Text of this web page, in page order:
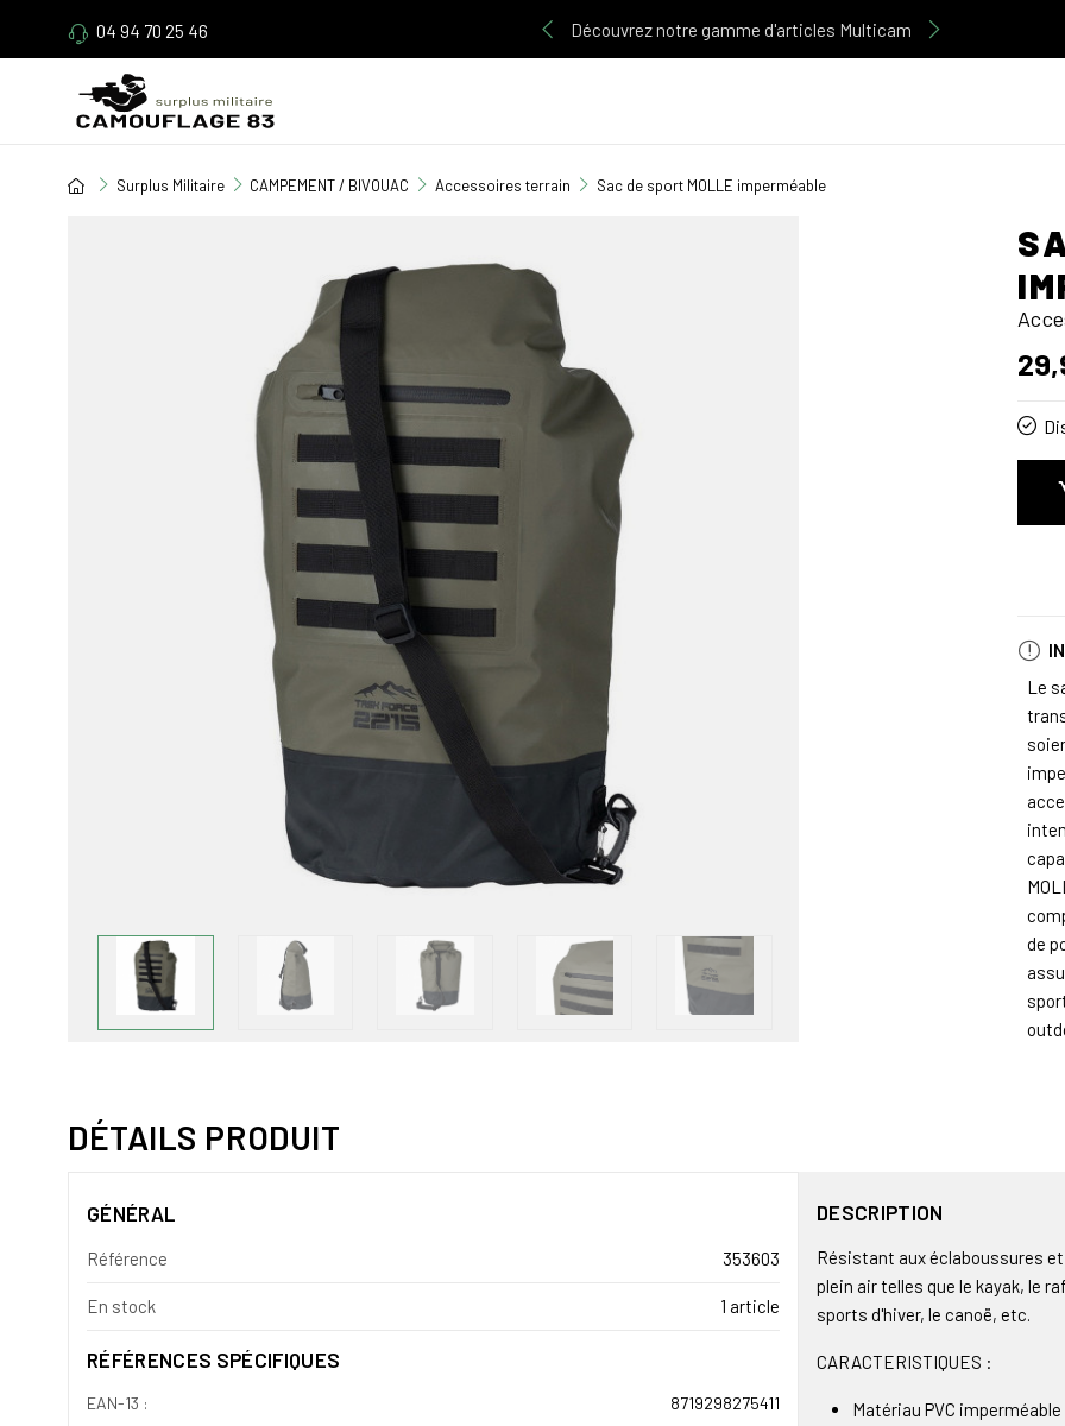
04 94 70 25 46 Découvrez notre gamme d'articles Multicam
Surplus Militaire CAMPEMENT / BIVOUAC Accessoires terrain Sac de sport MOLLE imperméable
Le
de
DÉTAILS PRODUIT
GÉNÉRAL
Référence 353603
En stock 1 article
RÉFÉRENCES SPÉCIFIQUES
EAN-13 : 8719298275411
DESCRIPTION
Résistant aux éclaboussures
plein air telles que le kayak, le
sports d'hiver, le canoë, etc.
CARACTERISTIQUES :
Matériau PVC imperméable